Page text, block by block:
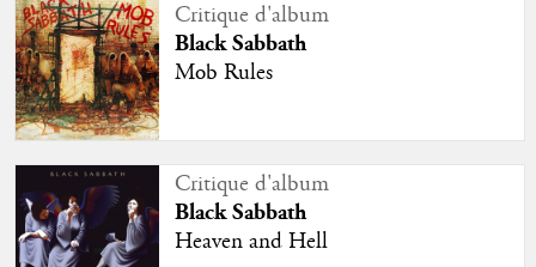
Critique d'album
Black Sabbath
Mob Rules
Critique d'album
Black Sabbath
Heaven and Hell